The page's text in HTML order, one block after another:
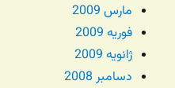
مارس 2009
فوریه 2009
ژانویه 2009
دسامبر 2008